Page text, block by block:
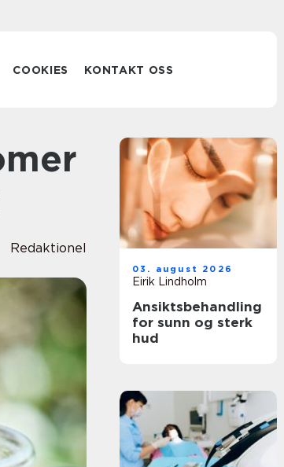
COOKIES KONTAKT OSS
Redaktionel
03. august 2026
Eirik Lindholm
Ansiktsbehandling
for sunn og sterk
hud